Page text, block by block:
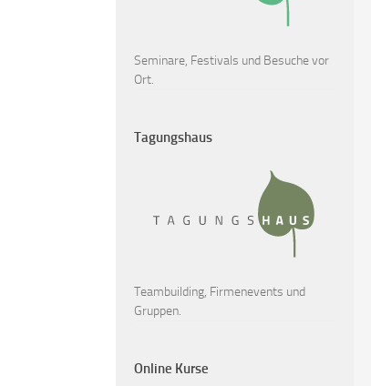
Seminare, Festivals und Besuche vor
Ort.
Tagungshaus
Teambuilding, Firmenevents und
Gruppen.
Online Kurse